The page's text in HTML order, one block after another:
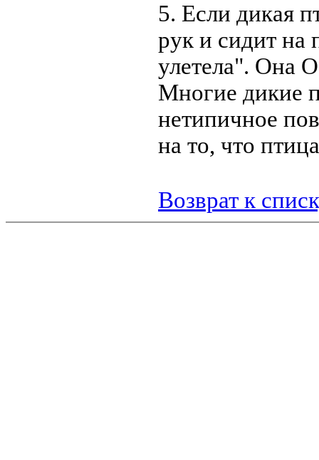
5. Если дикая
рук и сидит на
улетела". Она
Многие дикие
нетипичное
на то, что
Возврат к